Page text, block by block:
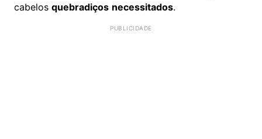
cabelos quebradiços necessitados.